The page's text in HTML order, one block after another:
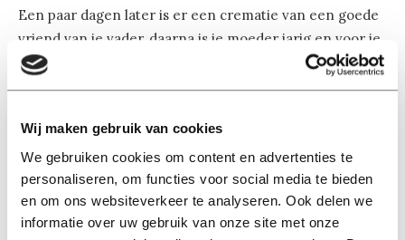
Wij maken gebruik van cookies
We gebruiken cookies om content en advertenties te
personaliseren, om functies voor social media te bieden
en om ons websiteverkeer te analyseren. Ook delen we
informatie over uw gebruik van onze site met onze
Een paar dagen later is er een crematie van een goede
vriend van je vader, daarna is je moeder jarig en voor je
denkt dat je een beetje beter bent en je ongesteldheid
over is, ben je verkouden. Mijn vriend heeft vandaag
op dezelfde manier bang voor dokters zoals menigeen
bang is voor de tandarts. Ik slaap wel wat langer. Ik
neem wel paracetamol als ik koorts heb. Ik neem wel
extra vitaminen.